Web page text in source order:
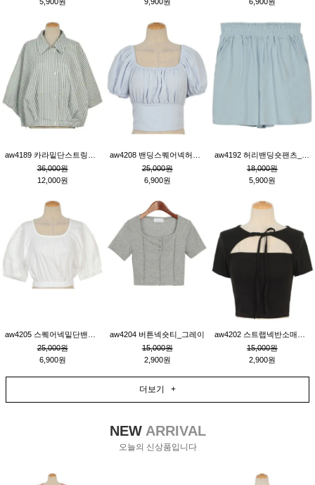
36,000원
12,000원
25,000원
6,900원
18,000원
5,900원
25,000원
6,900원
aw4204 버튼넥숏티_그레이
15,000원
2,900원
15,000원
2,900원
더보기 +
NEWARRIVAL
오늘의 신상품입니다